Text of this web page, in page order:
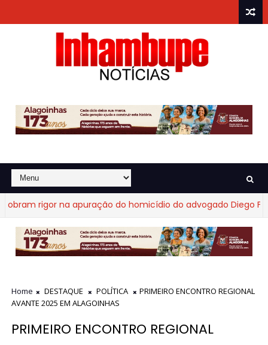
rigor na apuração do homicídio do advogado Diego
Home DESTAQUE POLÍTICA
PRIMEIRO ENCONTRO REGIONAL
AVANTE 2025 EM ALAGOINHAS
PRIMEIRO ENCONTRO REGIONAL